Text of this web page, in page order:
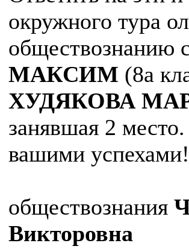
окружного тура
обществознанию
МАКСИМ (8а
ХУДЯКОВА
занявшая 2
вашими успехами!
обществознания
Викторовна